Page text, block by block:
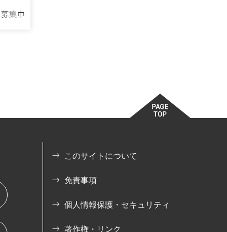
このサイトについて
免責事項
個人情報保護・セキュリティ
著作権・リンク